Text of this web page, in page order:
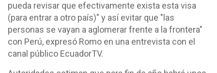
pueda revisar que efectivamente exista esta visa
(para entrar a otro país)" y así evitar que "las
personas se vayan a aglomerar frente a la frontera"
con Perú, expresó Romo en una entrevista con el
canal público EcuadorTV.